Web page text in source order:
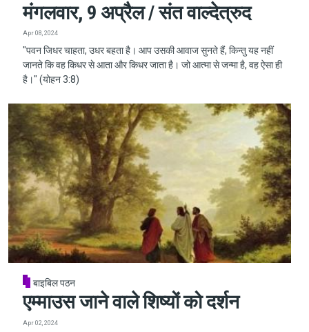
मंगलवार, 9 अप्रैल / संत वाल्देत्रुद
Apr 08, 2024
"पवन जिधर चाहता, उधर बहता है। आप उसकी आवाज सुनते हैं, किन्तु यह नहीं
जानते कि वह किधर से आता और किधर जाता है। जो आत्मा से जन्मा है, वह ऐसा ही
है।" (योहन 3:8)
बाइबिल पठन
एम्माउस जाने वाले शिष्यों को दर्शन
Apr 02, 2024